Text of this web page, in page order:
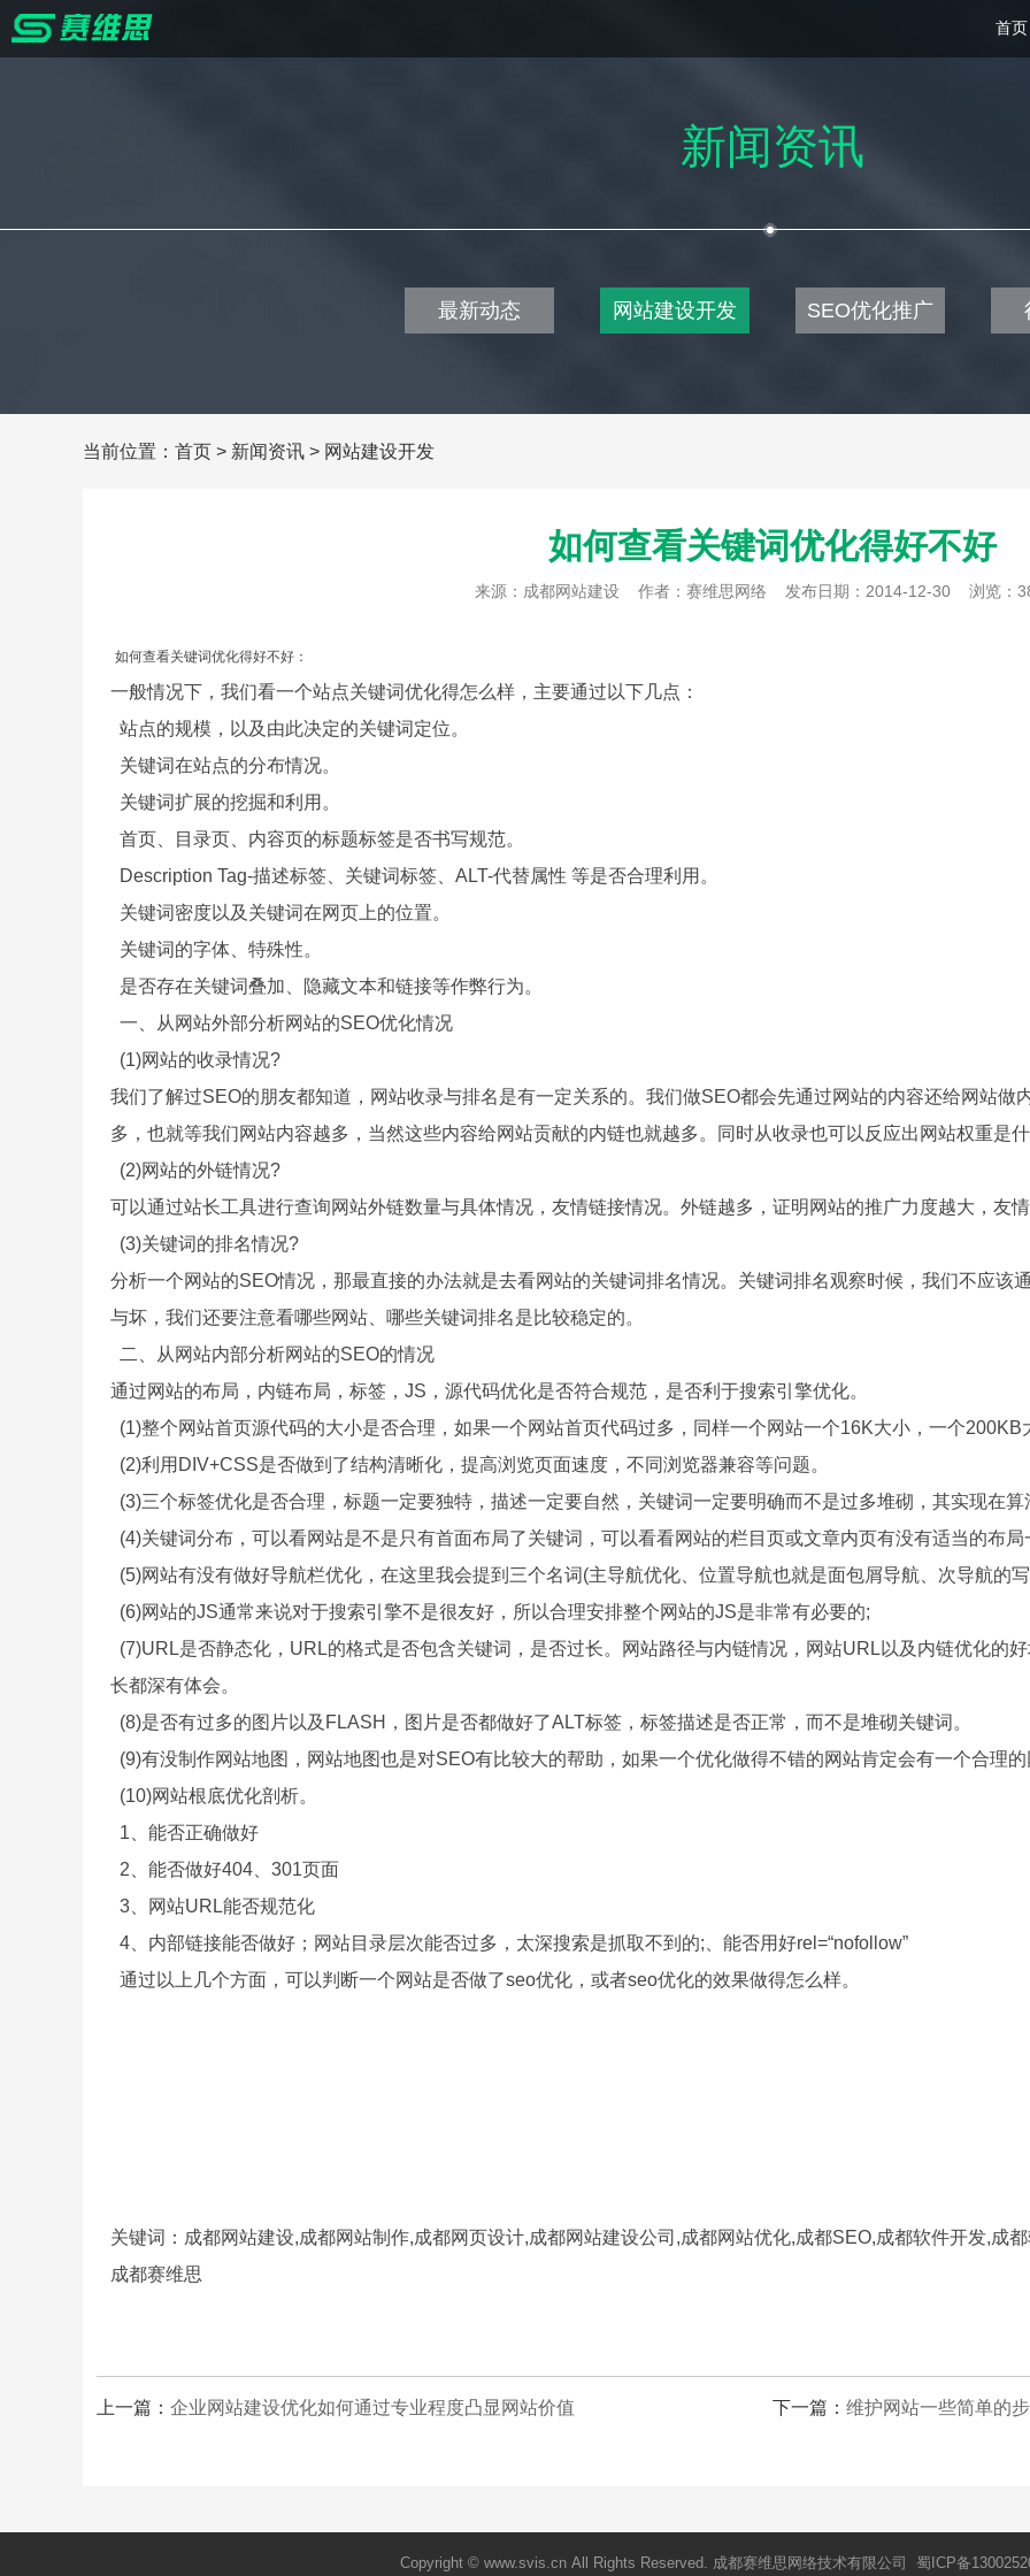
首页
新闻资讯
最新动态 网站建设开发 SEO优化推广
当前位置： 首页 > 新闻资讯 > 网站建设开发
如何查看关键词优化得好不好
来源： 成都网站建设 作者：赛维思网络 发布日期：2014-12-30 浏览：
如何查看关键词优化得好不好：
一般情况下，我们看一个站点关键词优化得怎么样，主要通过以下几点：
站点的规模，以及由此决定的关键词定位。
关键词在站点的分布情况。
关键词扩展的挖掘和利用。
首页、目录页、内容页的标题标签是否书写规范。
Description Tag-描述标签、关键词标签、ALT-代替属性 等是否合理利用。
关键词密度以及关键词在网页上的位置。
关键词的字体、特殊性。
是否存在关键词叠加、隐藏文本和链接等作弊行为。
一、从网站外部分析网站的SEO优化情况
(1)网站的收录情况?
我们了解过SEO的朋友都知道，网站收录与排名是有一定关系的。我们做SEO都会先通过网站的内容还给网站做
多，也就等我们网站内容越多，当然这些内容给网站贡献的内链也就越多。同时从收录也可以反应出网站权重是
(2)网站的外链情况?
可以通过站长工具进行查询网站外链数量与具体情况，友情链接情况。外链越多，证明网站的推广力度越大，友
(3)关键词的排名情况?
分析一个网站的SEO情况，那最直接的办法就是去看网站的关键词排名情况。关键词排名观察时候，我们不应该
与坏，我们还要注意看哪些网站、哪些关键词排名是比较稳定的。
二、从网站内部分析网站的SEO的情况
通过网站的布局，内链布局，标签，JS，源代码优化是否符合规范，是否利于搜索引擎优化。
(1)整个网站首页源代码的大小是否合理，如果一个网站首页代码过多，同样一个网站一个16K大小，一个
(2)利用DIV+CSS是否做到了结构清晰化，提高浏览页面速度，不同浏览器兼容等问题。
(3)三个标签优化是否合理，标题一定要独特，描述一定要自然，关键词一定要明确而不是过多堆砌，其实现在
(4)关键词分布，可以看网站是不是只有首面布局了关键词，可以看看网站的栏目页或文章内页有没有适当的布
(5)网站有没有做好导航栏优化，在这里我会提到三个名词(主导航优化、位置导航也就是面包屑导航、次导航的
(6)网站的JS通常来说对于搜索引擎不是很友好，所以合理安排整个网站的JS是非常有必要的;
(7)URL是否静态化，URL的格式是否包含关键词，是否过长。网站路径与内链情况，网站URL以及内链优化的
长都深有体会。
(8)是否有过多的图片以及FLASH，图片是否都做好了ALT标签，标签描述是否正常，而不是堆砌关键词。
(9)有没制作网站地图，网站地图也是对SEO有比较大的帮助，如果一个优化做得不错的网站肯定会有一个合理
(10)网站根底优化剖析。
1、能否正确做好
2、能否做好404、301页面
3、网站URL能否规范化
4、内部链接能否做好；网站目录层次能否过多，太深搜索是抓取不到的;、能否用好rel=“nofollow”
通过以上几个方面，可以判断一个网站是否做了seo优化，或者seo优化的效果做得怎么样。
关键词：成都网站建设,成都网站制作,成都网页设计,成都网站建设公司,成都网站优化,成都SEO,成都软件开发,成
成都赛维思
上一篇： 企业网站建设优化如何通过专业程度凸显网站价值 下一篇： 维护网站一些简单的
Copyright © www.svis.cn All Rights Reserved. 成都赛维思网络技术有限公司 蜀ICP备